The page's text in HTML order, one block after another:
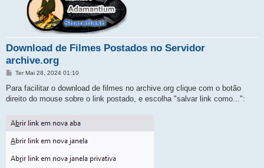
Download de Filmes Postados no Servidor
archive.org
M
n
a
m
Ter Mai 28, 2024 01:10
Para facilitar o download de filmes no archive.org clique com o botão
direito do mouse sobre o link postado, e escolha "salvar link como...":